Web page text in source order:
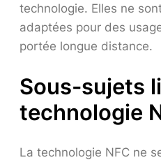
technologie. Elles ne
adaptées pour des
portée longue distance.
Sous-sujets
technologie
La technologie NFC ne